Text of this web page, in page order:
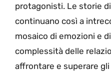
protagonisti. Le storie di
continuano così a
mosaico di emozioni e
complessità delle
affrontare e superare